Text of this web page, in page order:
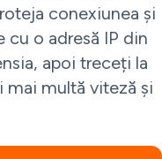
conexiunea și
cu o adresă IP din
apoi treceți la
multă viteză și